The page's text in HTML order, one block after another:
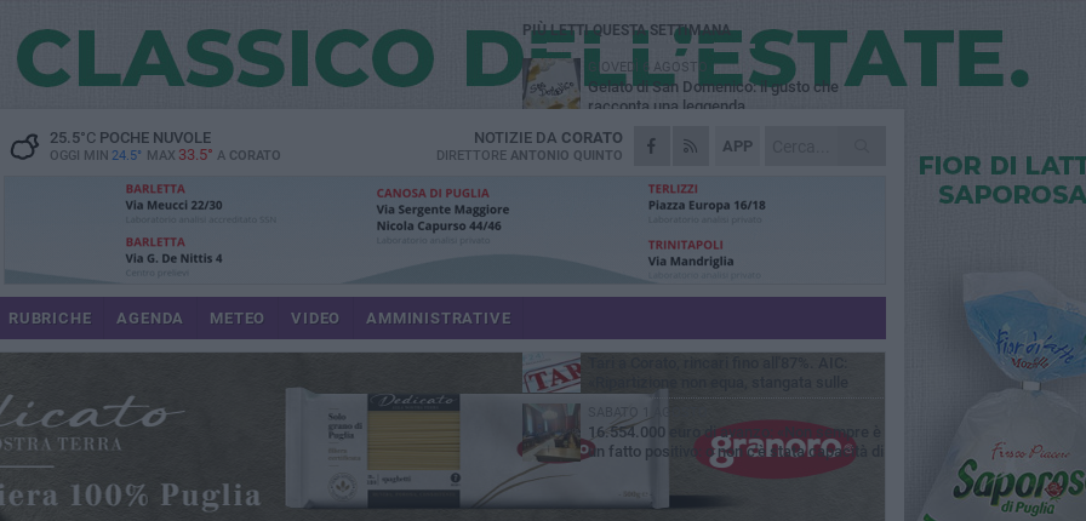
25.5°CPOCHE NUVOLE
OGGI MIN 24.5° MAX 33.5° A CORATO
APP
NOTIZIE DA CORATO
DIRETTORE ANTONIO QUINTO
RUBRICHE AGENDA METEO VIDEO AMMINISTRATIVE
PIÙ LETTI QUESTA SETTIMANA
GIOVEDÌ 6 AGOSTO
Gelato di San Domenico: il gusto che
racconta una leggenda
VENERDÌ 7 AGOSTO
Uomo fermato in via Porta Pia: intervento
GIOVEDÌ 6 AGOSTO
nasce a Corato "Megaad"
MERCOLEDÌ 5 AGOSTO
Chiuso momentaneamente distributore di
GIOVEDÌ 6 AGOSTO
imprese»
16.554.000 euro di avanzo: «Non sempre è
un fatto positivo: o non c'è stata capacità di
spesa o le entrate sono state troppo alte»